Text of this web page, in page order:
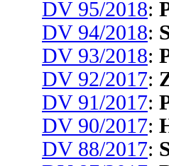
DV 95/2018:
DV 94/2018:
DV 93/2018:
DV 92/2017:
DV 91/2017:
DV 90/2017:
DV 88/2017: